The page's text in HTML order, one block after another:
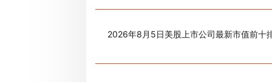
2026年8月5日美股上市公司最新市值前十